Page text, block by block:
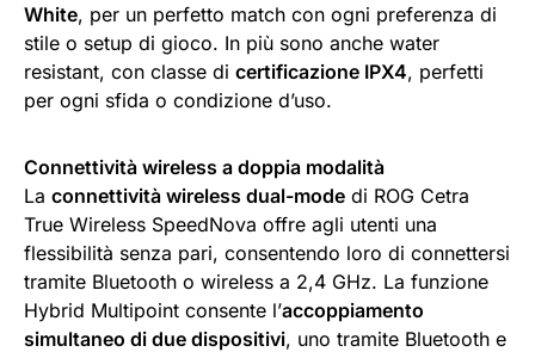
White, per un perfetto match con ogni preferenza di
stile o setup di gioco. In più sono anche water
resistant, con classe di certificazione IPX4, perfetti
per ogni sfida o condizione d’uso.
Connettività wireless a doppia modalità
La connettività wireless dual-mode di ROG Cetra
True Wireless SpeedNova offre agli utenti una
flessibilità senza pari, consentendo loro di connettersi
tramite Bluetooth o wireless a 2,4 GHz. La funzione
Hybrid Multipoint consente l’accoppiamento
simultaneo di due dispositivi, uno tramite Bluetooth e